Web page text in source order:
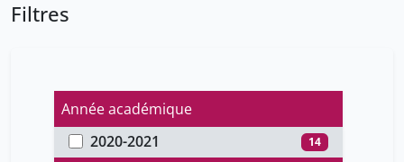
Filtres
Année académique
2020-2021
14
Type d'accès